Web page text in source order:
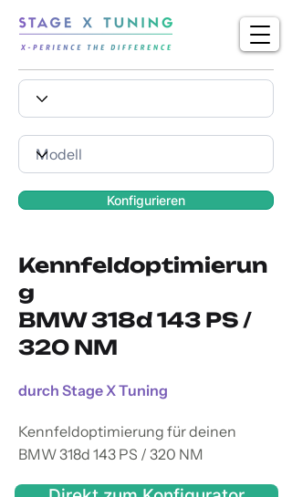
Konfigurieren
Kennfeldoptimierun
g
BMW 318d 143 PS /
320 NM
durch Stage X Tuning
Kennfeldoptimierung für deinen
BMW 318d 143 PS / 320 NM